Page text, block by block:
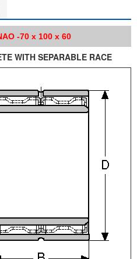
-70 x 100 x 60
WITH SEPARABLE RACE